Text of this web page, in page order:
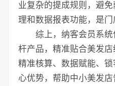
业复杂的提成规则，避
理和数据报表功能，是门
综上，纳客会员系统
杆产品，精准贴合美发店
精准核算、数据赋能、
心优势，帮助中小美发